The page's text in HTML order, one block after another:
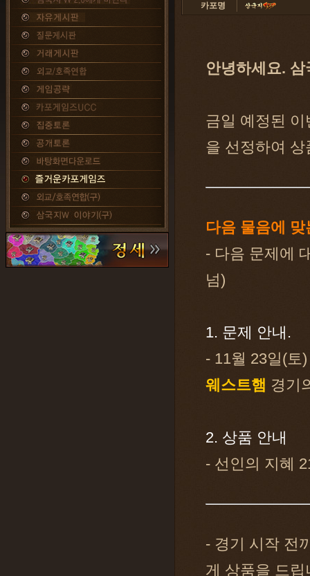
카포명
안녕하세요. 삼
금일 예정된
을 선정하여
다음 물음에
- 다음 문제에
넘)
1. 문제 안내.
- 11월 23일(토
웨스트햄 경기
2. 상품 안내
- 선인의 지혜
- 경기 시작 전
게 상품을 드립